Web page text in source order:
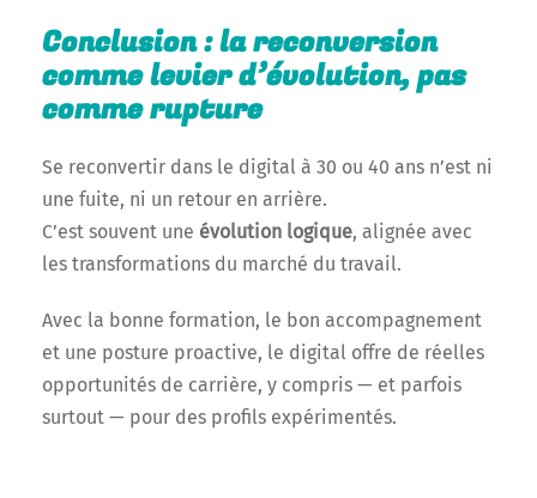
Conclusion : la reconversion
comme levier d’évolution, pas
comme rupture
Se reconvertir dans le digital à 30 ou 40 ans n’est ni
une fuite, ni un retour en arrière.
C’est souvent une évolution logique, alignée avec
les transformations du marché du travail.
Avec la bonne formation, le bon accompagnement
et une posture proactive, le digital offre de réelles
opportunités de carrière, y compris — et parfois
surtout — pour des profils expérimentés.